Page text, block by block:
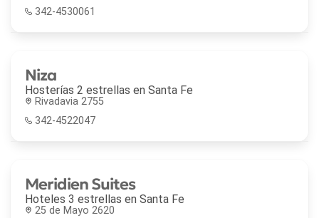
342-4530061
Niza
Hosterías 2 estrellas en Santa Fe
Rivadavia 2755
342-4522047
Meridien Suites
Hoteles 3 estrellas en Santa Fe
25 de Mayo 2620